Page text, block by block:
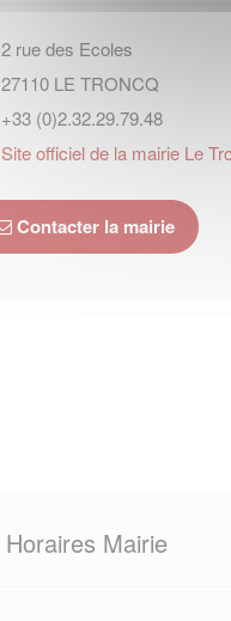
2 rue des Ecoles
27110 LE TRONCQ
+33 (0)2.32.29.79.48
Site officiel de la mairie Le
Contacter la mairie
Horaires Mairie